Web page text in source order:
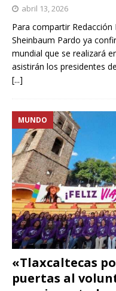
abril 13, 2026
Para compartir
Sheinbaum Pardo ya
mundial que se realizará
asistirán los presidentes
[...]
«Tlaxcaltecas
puertas al
MUNDO